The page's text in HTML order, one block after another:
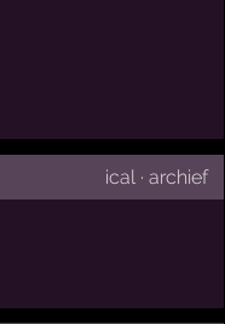
ical ·archief